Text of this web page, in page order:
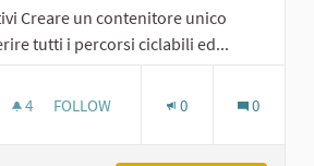
Creare un contenitore unico
tutti i percorsi ciclabili ed...
4 4 FOLLOWERS
FOLLOW 0 0